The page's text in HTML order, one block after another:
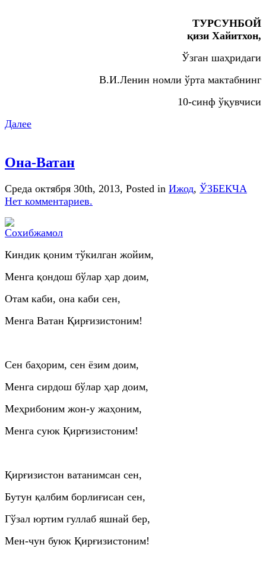
ТУРСУНБОЙ
қизи Хайитхон,
Ўзган шаҳридаги
В.И.Ленин номли ўрта мактабнинг
10-синф ўқувчиси
Далее
Она-Ватан
Среда октября 30th, 2013, Posted in Ижод, ЎЗБЕКЧА
Нет комментариев.
Киндик қоним тўкилган жойим,
Менга қондош бўлар ҳар доим,
Отам каби, она каби сен,
Менга Ватан Қирғизистоним!
Сен баҳорим, сен ёзим доим,
Менга сирдош бўлар ҳар доим,
Меҳрибоним жон-у жаҳоним,
Менга суюк Қирғизистоним!
Қирғизистон ватанимсан сен,
Бутун қалбим борлиғисан сен,
Гўзал юртим гуллаб яшнай бер,
Мен-чун буюк Қирғизистоним!